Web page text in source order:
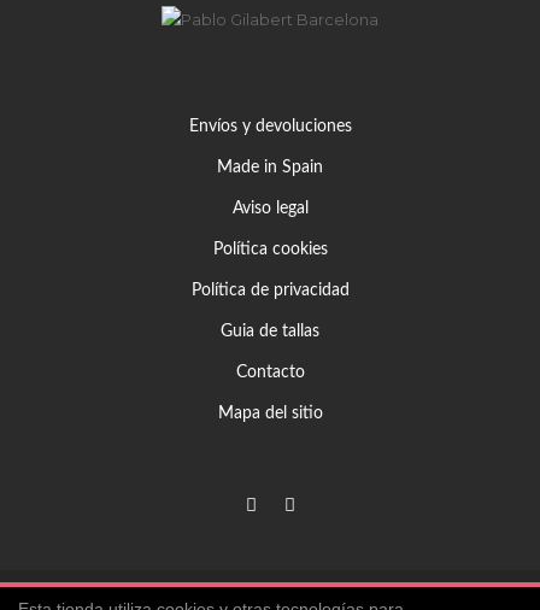
Envíos y devoluciones
Made in Spain
Aviso legal
Política cookies
Política de privacidad
Guia de tallas
Contacto
Mapa del sitio